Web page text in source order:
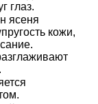
глаз.
ясеня
кожи,